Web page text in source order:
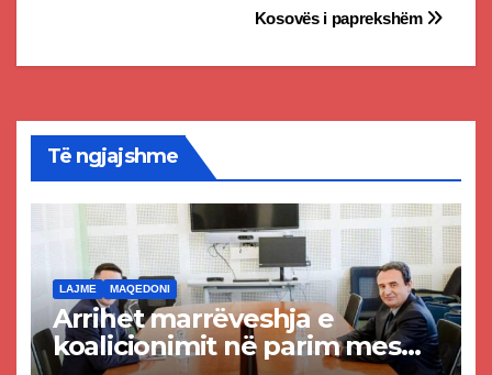
Kosovës i paprekshëm
Të ngjajshme
LAJME MAQEDONI
Arrihet marrëveshja e
koalicionimit në parim mes